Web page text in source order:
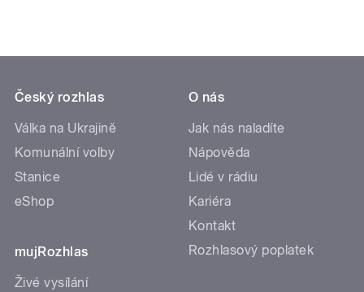
Český rozhlas
Válka na Ukrajině
Komunální volby
Stanice
eShop
mujRozhlas
Živé vysílání
O nás
Jak nás naladíte
Nápověda
Lidé v rádiu
Kariéra
Kontakt
Rozhlasový poplatek